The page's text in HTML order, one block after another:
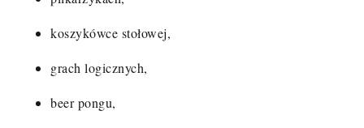
koszykówce stołowej,
grach logicznych,
beer pongu,